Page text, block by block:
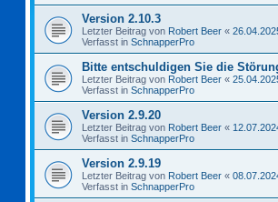
Version 2.10.3
Letzter Beitrag von Robert Beer «
Verfasst in SchnapperPro
Bitte entschuldigen Sie die
Letzter Beitrag von Robert Beer «
Verfasst in SchnapperPro
Version 2.9.20
Letzter Beitrag von Robert Beer «
Verfasst in SchnapperPro
Version 2.9.19
Letzter Beitrag von Robert Beer «
Verfasst in SchnapperPro